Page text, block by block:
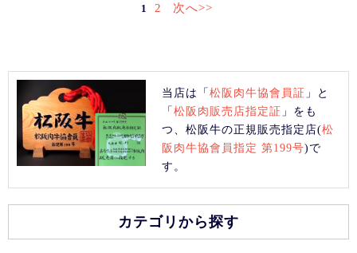
1 2 次へ>>
当店は「松阪肉牛協會員証 」と
「松阪肉販売店指定証 」をも
つ、松阪牛の正規販売指定店(松
阪肉牛協會員指定 第199号)で
す。
カテゴリから探す